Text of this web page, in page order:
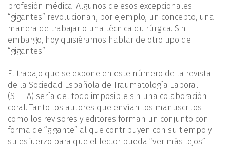
profesión médica. Algunos de esos excepcionales
“gigantes” revolucionan, por ejemplo, un concepto, una
manera de trabajar o una técnica quirúrgica. Sin
embargo, hoy quisiéramos hablar de otro tipo de
“gigantes”.
El trabajo que se expone en este número de la revista
de la Sociedad Española de Traumatología Laboral
(SETLA) sería del todo imposible sin una colaboración
coral. Tanto los autores que envían los manuscritos
como los revisores y editores forman un conjunto con
forma de “gigante” al que contribuyen con su tiempo y
su esfuerzo para que el lector pueda “ver más lejos”.